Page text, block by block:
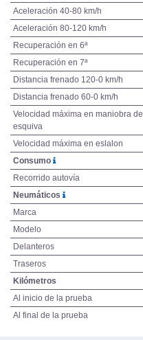
Aceleración 40-80 km/h
Aceleración 80-120 km/h
Recuperación en 6ª
Recuperación en 7ª
Distancia frenado 120-0 km/h
Distancia frenado 60-0 km/h
Velocidad máxima en maniobra de
esquiva
Velocidad máxima en eslalon
Consumo
Recorrido autovía
Neumáticos
Marca
Modelo
Delanteros
Traseros
Kilómetros
Al inicio de la prueba
Al final de la prueba